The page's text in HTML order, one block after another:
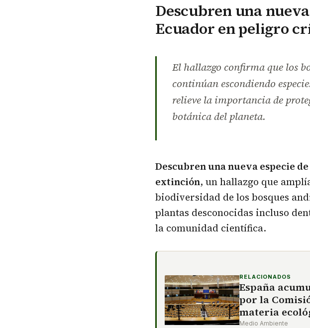
Descubren una
Ecuador en peligro
El hallazgo confirma que los
continúan escondiendo
relieve la importancia de
botánica del planeta.
Descubren una nueva especie
extinción, un hallazgo que
biodiversidad de los bosques
plantas desconocidas incluso
la comunidad científica.
RELACIONADOS
España
por la
materia
Medio Ambiente